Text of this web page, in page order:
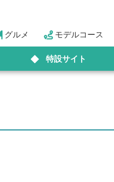
グルメ モデルコース
特設サイト